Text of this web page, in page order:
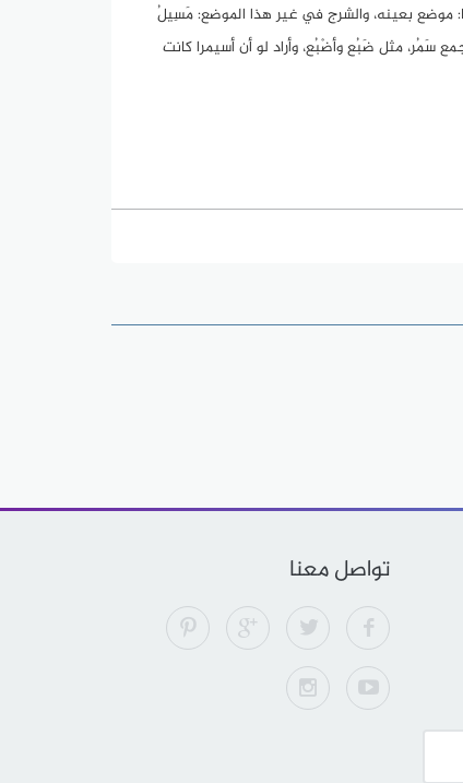
موضع بعينه، والشرج في غير هذا الموضع: مَسِيلُ
سَمُر، مثل ضَبُع وأضْبُع، وأراد لو أن أسيمرا كانت
تواصل معنا